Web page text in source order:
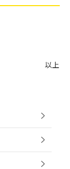
以上